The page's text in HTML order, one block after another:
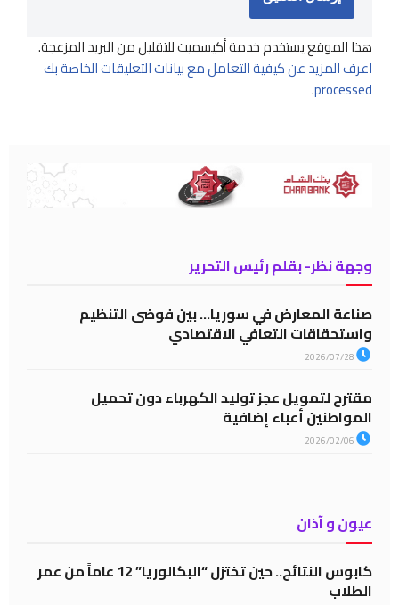
هذا الموقع يستخدم خدمة أكيسميت للتقليل من البريد المزعجة.
اعرف المزيد عن كيفية التعامل مع بيانات التعليقات الخاصة بك
processed
.
وجهة نظر- بقلم رئيس التحرير
صناعة المعارض في سوريا… بين فوضى التنظيم
واستحقاقات التعافي الاقتصادي
مقترح لتمويل عجز توليد الكهرباء دون تحميل
المواطنين أعباء إضافية
عيون و آذان
كابوس النتائج.. حين تختزل “البكالوريا” 12 عاماً من عمر
الطلاب